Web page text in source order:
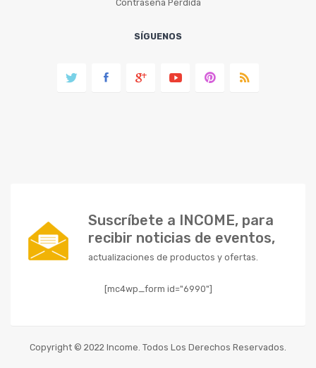
Contraseña Perdida
SÍGUENOS
Suscríbete a INCOME, para
recibir noticias de eventos,
actualizaciones de productos y ofertas.
[mc4wp_form id="6990"]
Copyright © 2022 Income. Todos Los Derechos Reservados.